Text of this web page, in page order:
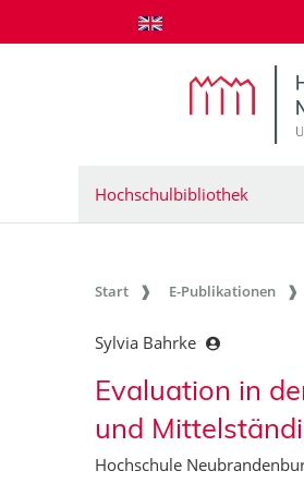
zum Inhalt springen
Hochschulbibliothek
Start E-Publikationen
Sylvia Bahrke
Evaluation in
und
Hochschule